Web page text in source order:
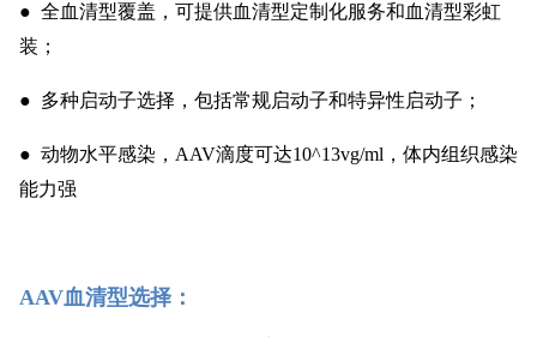
●  全血清型覆盖，可提供血清型定制化服务和血清型彩虹
装；
●  多种启动子选择，包括常规启动子和特异性启动子；
●  动物水平感染，AAV滴度可达10^13vg/ml，体内组织感染
能力强
AAV血清型选择：